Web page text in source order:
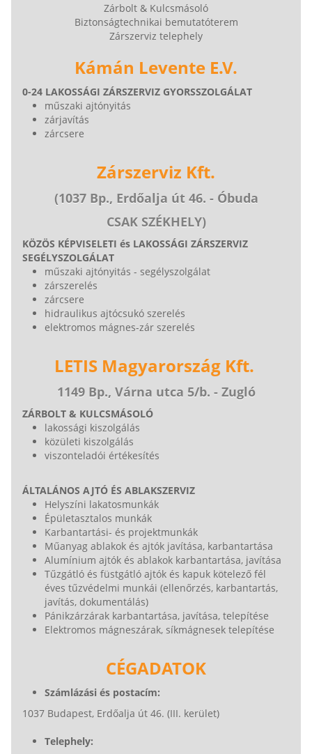
Zárbolt & Kulcsmásoló
Biztonságtechnikai bemutatóterem
Zárszerviz telephely
Kámán Levente E.V.
0-24 LAKOSSÁGI ZÁRSZERVIZ GYORSSZOLGÁLAT
műszaki ajtónyitás
zárjavítás
zárcsere
Zárszerviz Kft.
(1037 Bp., Erdőalja út 46. - Óbuda
CSAK SZÉKHELY)
KÖZÖS KÉPVISELETI és LAKOSSÁGI ZÁRSZERVIZ
SEGÉLYSZOLGÁLAT
műszaki ajtónyitás - segélyszolgálat
zárszerelés
zárcsere
hidraulikus ajtócsukó szerelés
elektromos mágnes-zár szerelés
LETIS Magyarország Kft.
1149 Bp., Várna utca 5/b. - Zugló
ZÁRBOLT & KULCSMÁSOLÓ
lakossági kiszolgálás
közületi kiszolgálás
viszonteladói értékesítés
ÁLTALÁNOS AJTÓ ÉS ABLAKSZERVIZ
Helyszíni lakatosmunkák
Épületasztalos munkák
Karbantartási- és projektmunkák
Műanyag ablakok és ajtók javítása, karbantartása
Alumínium ajtók és ablakok karbantartása, javítása
Tűzgátló és füstgátló ajtók és kapuk kötelező fél
éves tűzvédelmi munkái (ellenőrzés, karbantartás,
javítás, dokumentálás)
Pánikzárzárak karbantartása, javítása, telepítése
Elektromos mágneszárak, síkmágnesek telepítése
CÉGADATOK
Számlázási és postacím:
1037 Budapest, Erdőalja út 46. (III. kerület)
Telephely: